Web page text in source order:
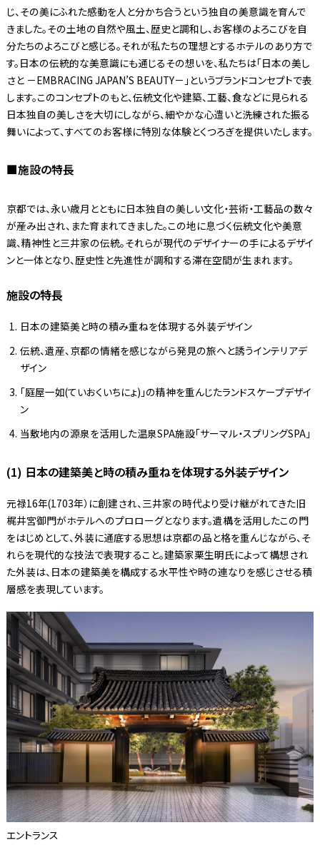
じ、その美にふれた感動を人と分かち合うという独自の美意識を育んで
きました。その土地の自然や風土、歴史と調和し、お客様のよろこびを自
分たちのよろこびと感じる。それが私たちの理想とするホテルのあり方で
す。日本の伝統的な美意識にも通じるその想いを、私たちは「日本の美し
さと －EMBRACING JAPAN’S BEAUTY－」というブランドコンセプトで表
します。このコンセプトのもと、伝統文化や建築、工藝、食などに見られる
日本独自の美しさを大切にしながら、細やかな心遣いと洗練された振る
舞いによって、すべてのお客様に特別な体験とくつろぎを提供いたします。
■施設の特長
京都では、永い歳月とともに日本独自の美しい文化・芸術・工藝品の数々
が産み出され、また育まれてきました。この地に息づく伝統文化や美意
識、精神性と三井家の伝統。それらが現代のデザイナーの手によるデザイ
ンと一体となり、歴史性と先進性が調和する滞在空間が生まれます。
施設の特長
日本の建築美と時の積み重ねを体現する外装デザイン
伝統、遺産、京都の情緒を感じながら発見の旅へと誘うインテリアデ
ザイン
「庭屋一如(ていおくいちにょ)」の精神を重んじたランドスケープデザイ
ン
当敷地内の源泉を活用した温泉SPA施設「サーマル・スプリングSPA」
(1) 日本の建築美と時の積み重ねを体現する外装デザイン
元禄16年(1703年）に創建され、三井家の時代より受け継がれてきた旧
梶井宮御門がホテルへのプロローグとなります。遺構を活用したこの門
をはじめとして、外装に通底する思想は京都の品と格を重んじながら、そ
れらを現代的な技法で表現すること。建築家栗生明氏によって構想され
た外装は、日本の建築美を構成する水平性や時の連なりを感じさせる積
層感を表現しています。
エントランス